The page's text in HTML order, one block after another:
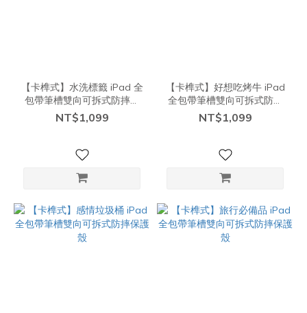
【卡榫式】水洗標籤 iPad 全
包帶筆槽雙向可拆式防摔保
護殼
NT$1,099
【卡榫式】好想吃烤牛 iPad
全包帶筆槽雙向可拆式防摔
保護殼
NT$1,099